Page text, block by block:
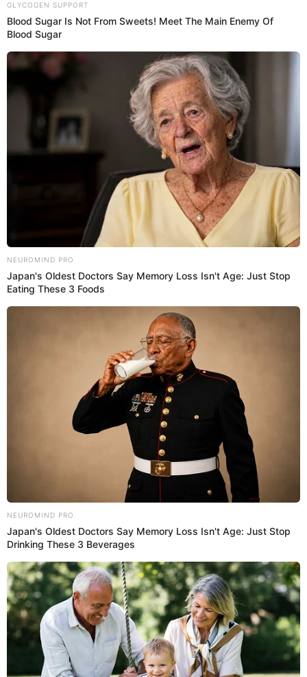
19 Ene 2023 | 22:27 h
Sujeto intenta robar a joven y termina siendo
linchado por los manifestantes
En medio de las inmediaciones de la Plaza San Martín, un hombre
intentó robar celular a una joven, pero fue atrapado por
protestantes
Actualidad El Popular
Protestas